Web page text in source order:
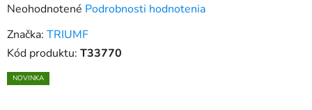
Priemerné
hodnotenie
produktu
0,0
Neohodnotené Podrobnosti hodnotenia
Značka: TRIUMF
Kód produktu: T33770
NOVINKA